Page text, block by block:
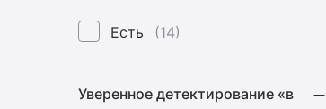
Есть (14)
Уверенное детектирование «в